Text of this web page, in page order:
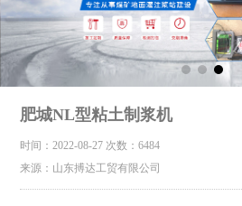
肥城NL型粘土制浆机
时间：2022-08-27 次数：6484
来源：山东搏达工贸有限公司